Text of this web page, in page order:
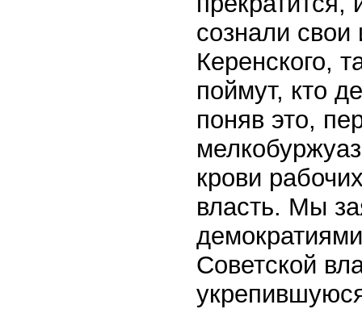
сознали свои
Керенского,
поймут, кто
поняв это,
крови
власть. Мы
Советской